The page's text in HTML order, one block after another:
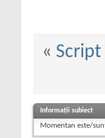
«
Informații subiect
Momentan este/